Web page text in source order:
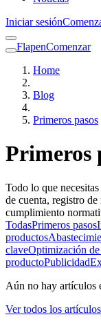
Iniciar sesión
FlapenComenzar
Home
Blog
Primeros pasos
Primeros
Todo lo que
de cuenta, registro
cumplimiento
TodasPrimeros pasos
productos
claveOptimización
productoPublicidad
Aún no hay artículos
Ver todos los artículos